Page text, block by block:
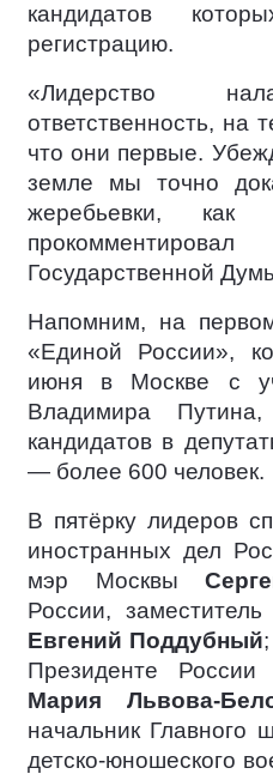
кандидатов
регистрацию.
«Лидерство
ответственность, на
что они первые.
земле мы точно
жеребьевки,
Государственной
Напомним, на
«Единой России»,
июня в Москве с
Владимира
кандидатов в
— более 600 человек.
В пятёрку лидеров
иностранных дел
мэр Москвы
России,
Евгений Поддубный
Президенте
Мария Львова-
начальник Главного
детско-юношеского